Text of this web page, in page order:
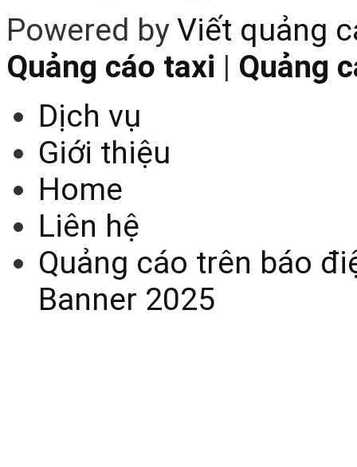
Powered byViết quảng
Quảng cáo taxi | Quảng
Dịch vụ
Giới thiệu
Home
Liên hệ
Quảng cáo trên báo
Banner 2025